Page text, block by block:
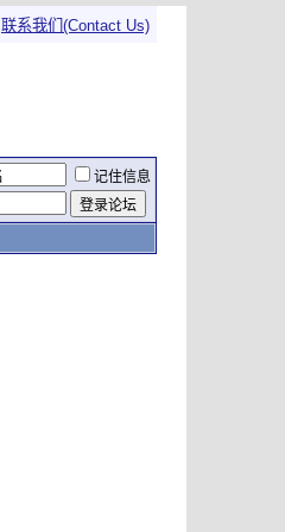
联系我们(Contact Us)
记住信息